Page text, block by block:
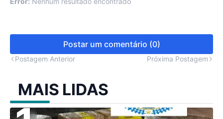
Postar um comentário (0)
Postagem Anterior Próxima Postagem
MAIS LIDAS